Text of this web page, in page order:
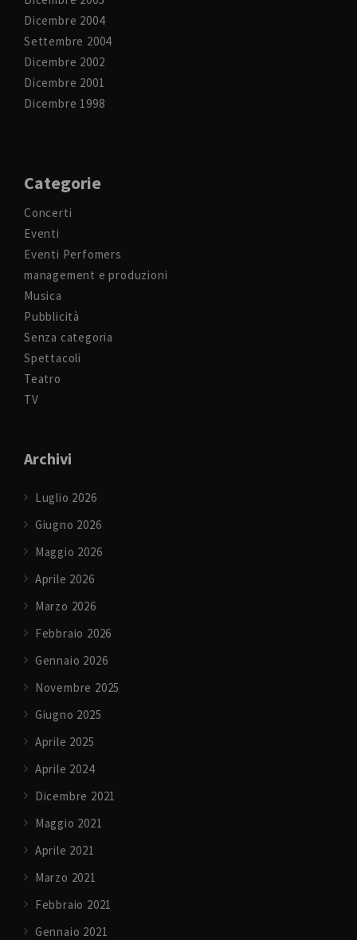
Dicembre 2004
Settembre 2004
Dicembre 2002
Dicembre 2001
Dicembre 1998
Categorie
Concerti
Eventi
Eventi Perfomers
management e produzioni
Musica
Pubblicità
Senza categoria
Spettacoli
Teatro
TV
Archivi
Luglio 2026
Giugno 2026
Maggio 2026
Aprile 2026
Marzo 2026
Febbraio 2026
Gennaio 2026
Novembre 2025
Giugno 2025
Aprile 2025
Aprile 2024
Dicembre 2021
Maggio 2021
Aprile 2021
Marzo 2021
Febbraio 2021
Gennaio 2021